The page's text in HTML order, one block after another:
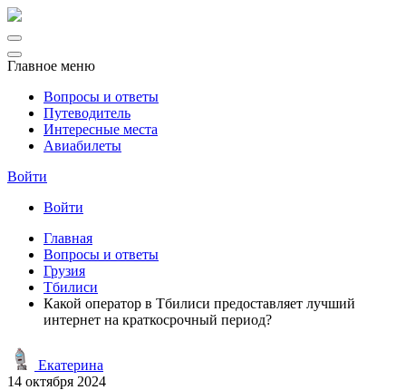
Главное меню
Вопросы и ответы
Путеводитель
Интересные места
Авиабилеты
Войти
Войти
Главная
Вопросы и ответы
Грузия
Тбилиси
Какой оператор в Тбилиси предоставляет лучший
интернет на краткосрочный период?
Екатерина
14 октября 2024